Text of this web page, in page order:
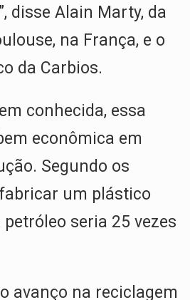
disse Alain Marty, da
na França, e o
da Carbios.
conhecida, essa
econômica em
Segundo os
um plástico
seria 25 vezes
avanço na reciclagem